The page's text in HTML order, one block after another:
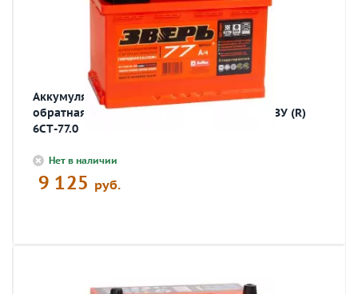
Аккумулятор автомобильный ЗВЕРЬ 77 Ач
обратная R+ EN 800A 278x175x190 6СТ-77 LЗУ (R)
6СТ-77.0
Нет в наличии
9 125 руб.